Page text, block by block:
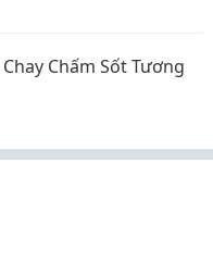
Chấm Sốt Tương